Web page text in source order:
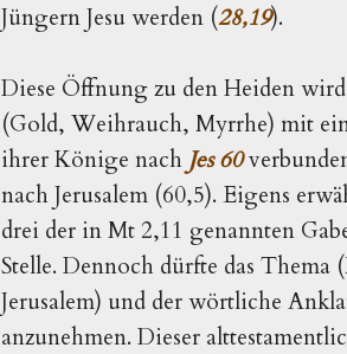
Jüngern Jesu werden (28,19).
Diese Öffnung zu den Heiden
(Gold, Weihrauch, Myrrhe) mit
ihrer Könige nach Jes 60
nach Jerusalem (60,5). Eigens
drei der in Mt 2,11 genannten
Stelle. Dennoch dürfte das
Jerusalem) und der wörtliche
anzunehmen. Dieser